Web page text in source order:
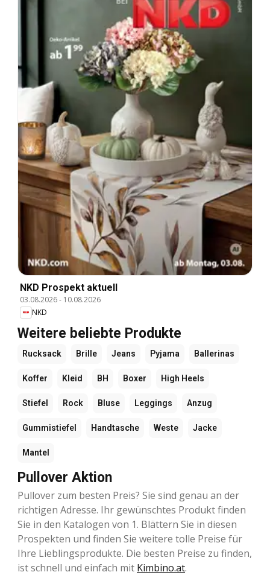
NKD Prospekt aktuell
03.08.2026- 10.08.2026
NKD
Weitere beliebte Produkte
Rucksack Brille Jeans Pyjama Ballerinas
Koffer Kleid BH Boxer High Heels
Stiefel Rock Bluse Leggings Anzug
Gummistiefel Handtasche Weste Jacke
Mantel
Pullover Aktion
Pullover zum besten Preis? Sie sind genau an der
richtigen Adresse. Ihr gewünschtes Produkt finden
Sie in den Katalogen von 1. Blättern Sie in diesen
Prospekten und finden Sie weitere tolle Preise für
Ihre Lieblingsprodukte. Die besten Preise zu finden,
ist schnell und einfach mit Kimbino.at.